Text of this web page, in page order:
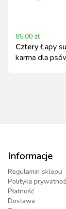
85.00 zł
CzteryŁapy
karma dla
Informacje
Regulamin sklepu
Polityka
Płatność
Dostawa